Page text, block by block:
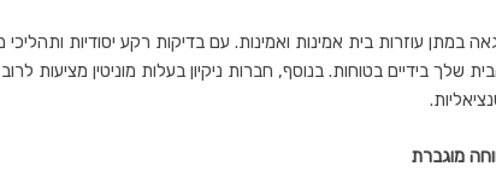
במתן עוזרות בית אמינות ואמינות. עם בדיקות רקע יסודיות
שלך בידיים בטוחות. בנוסף, חברות ניקיון בעלות מוניטין מציעות
מוגברת